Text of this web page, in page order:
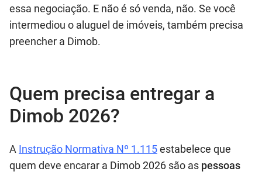
essa negociação. E não é só venda, não. Se você
intermediou o aluguel de imóveis, também precisa
preencher a Dimob.
Quem precisa entregar a
Dimob 2026?
A Instrução Normativa Nº 1.115estabelece que
quem deve encarar a Dimob 2026 são as pessoas